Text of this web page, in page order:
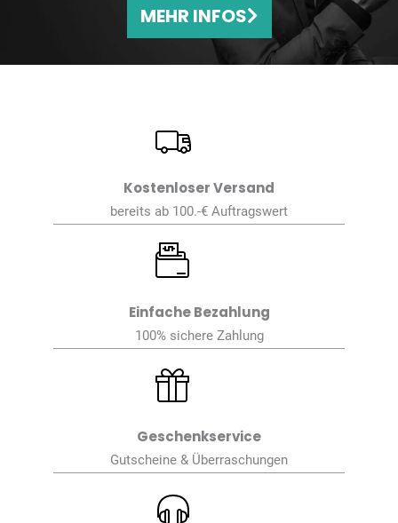
MEHR INFOS
Kostenloser Versand
bereits ab 100.-€ Auftragswert
Einfache Bezahlung
100% sichere Zahlung
Geschenkservice
Gutscheine & Überraschungen